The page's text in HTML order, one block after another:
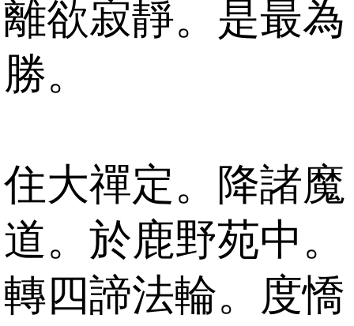
離欲寂靜。是最為
勝。
住大禪定。降諸魔
道。於鹿野苑中。
轉四諦法輪。度憍